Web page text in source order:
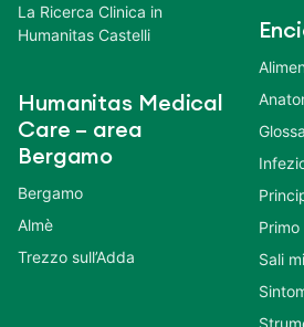
La Ricerca Clinica in
Humanitas Castelli
Humanitas Medical
Care – area
Bergamo
Bergamo
Almè
Trezzo sull’Adda
Sali